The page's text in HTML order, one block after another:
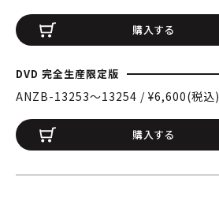
購入する
DVD 完全生産限定版
ANZB-13253〜13254 / ¥6,600(税込)
購入する